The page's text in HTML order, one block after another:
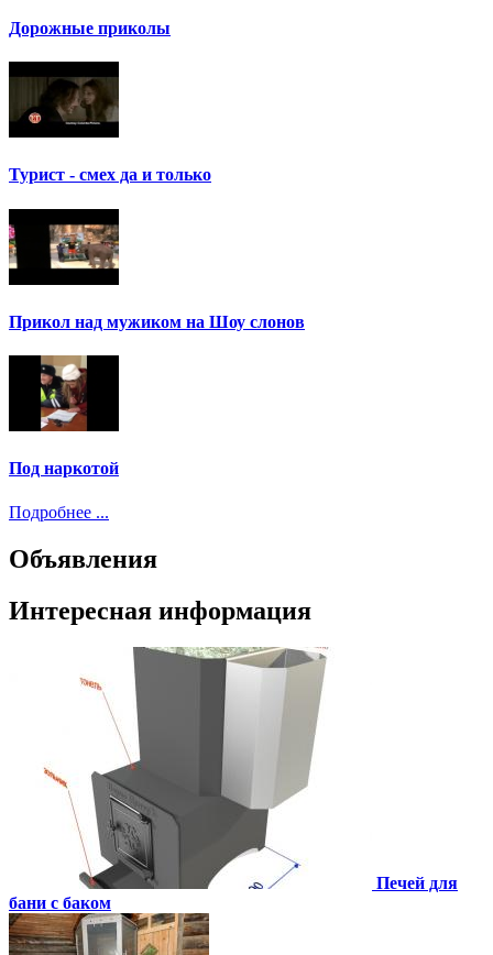
Дорожные приколы
Турист - смех да и только
Прикол над мужиком на Шоу слонов
Под наркотой
Подробнее ...
Объявления
Интересная информация
Печей для
бани с баком